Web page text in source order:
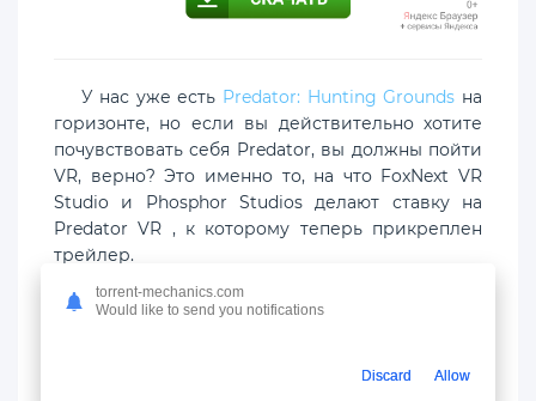
У нас уже есть Predator: Hunting Grounds на
горизонте, но если вы действительно хотите
почувствовать себя Predator, вы должны пойти
VR, верно? Это именно то, на что FoxNext VR
Studio и Phosphor Studios делают ставку на
Predator VR , к которому теперь прикреплен
трейлер.
Игра, которая может быть той же, о которой
нас нет даты выхода, но игра
torrent-mechanics.com
Would like to send you notifications
Discard Allow